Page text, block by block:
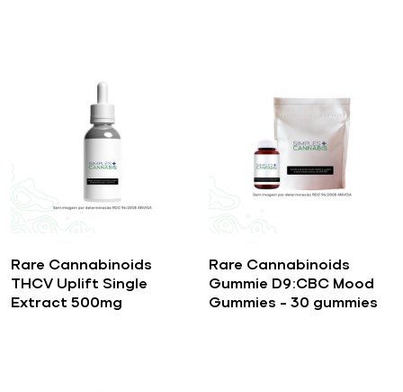
Rare Cannabinoids
THCV Uplift Single
Extract 500mg
Rare Cannabinoids
Gummie D9:CBC Mood
Gummies – 30 gummies